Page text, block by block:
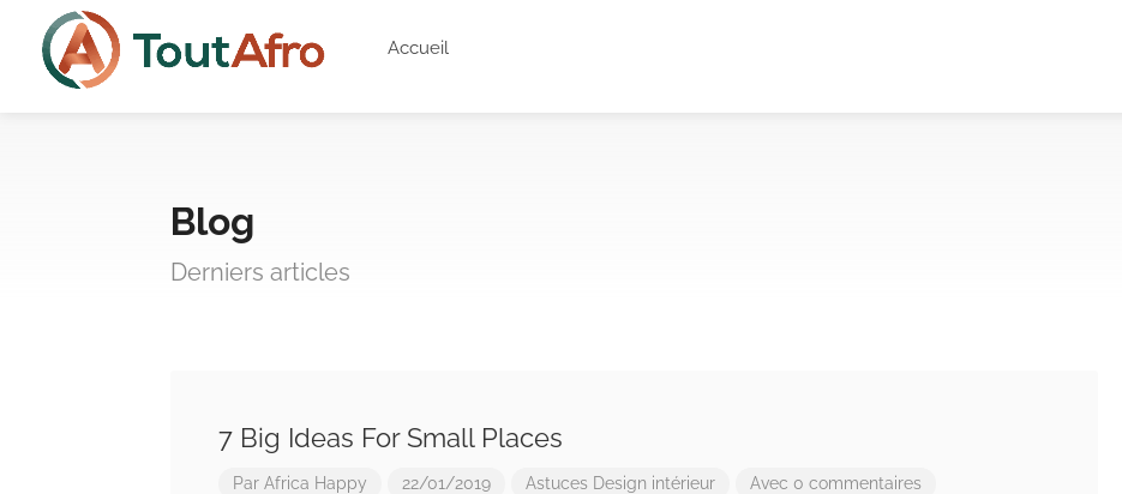
Accueil
Blog
Derniers articles
7 Big Ideas For Small Places
Par Africa Happy 22/01/2019 Astuces Design intérieur Avec 0 commentaires